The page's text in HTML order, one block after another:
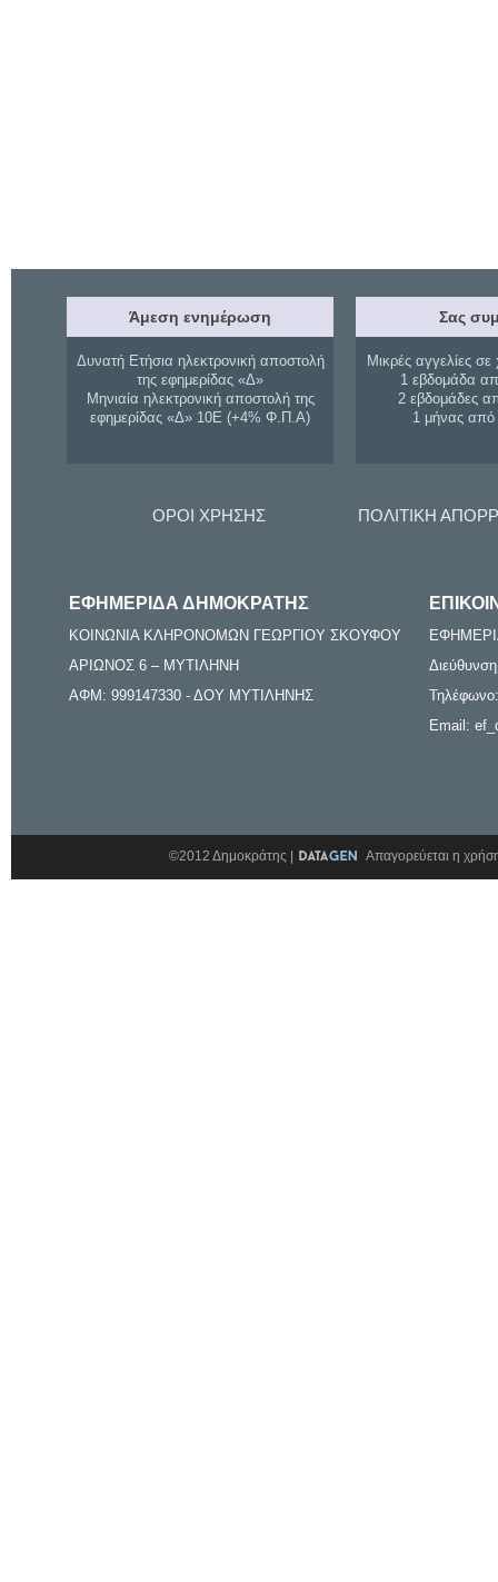
Άμεση ενημέρωση
Δυνατή Ετήσια ηλεκτρονική αποστολή
της εφημερίδας «Δ»
Μηνιαία ηλεκτρονική αποστολή της
εφημερίδας «Δ» 10Ε (+4% Φ.Π.Α)
Σας
Μικρές αγγελίες σε
1 εβδομάδα
2 εβδομάδες
1 μήνας
ΟΡΟΙ ΧΡΗΣΗΣ ΠΟΛΙΤΙΚΗ
ΕΦΗΜΕΡΙΔΑ ΔΗΜΟΚΡΑΤΗΣ
ΚΟΙΝΩΝΙΑ ΚΛΗΡΟΝΟΜΩΝ ΓΕΩΡΓΙΟΥ ΣΚΟΥΦΟΥ
ΑΡΙΩΝΟΣ 6 – ΜΥΤΙΛΗΝΗ
ΑΦΜ: 999147330 - ΔΟΥ ΜΥΤΙΛΗΝΗΣ
Email:
©2012 Δημοκράτης | Απαγορεύεται η